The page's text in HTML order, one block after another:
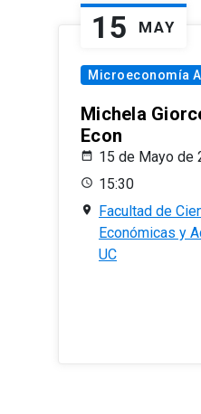
15 MAY
Microeconomía
Michela
Econ
15 de Mayo de
15:30
Facultad de
Económicas y
UC